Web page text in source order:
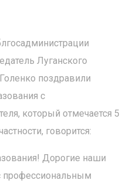
Луганского
поздравили
с
который отмечается 5
говорится:
Дорогие наши
профессиональным